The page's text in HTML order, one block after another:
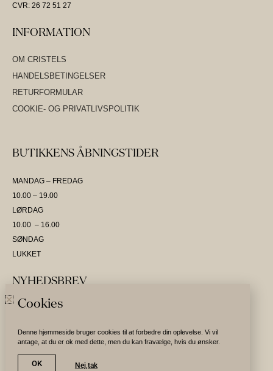
CVR: 26 72 51 27
INFORMATION
OM CRISTELS
HANDELSBETINGELSER
RETURFORMULAR
COOKIE- OG PRIVATLIVSPOLITIK
BUTIKKENS ÅBNINGSTIDER
MANDAG – FREDAG
10.00 – 19.00
LØRDAG
10.00 – 16.00
SØNDAG
LUKKET
NYHEDSBREV
Tilmeld nyhedsbrev
Cookies
Denne hjemmeside bruger cookies til at forbedre din oplevelse. Vi vil
antage, at du er ok med dette, men du kan fravælge, hvis du ønsker.
OK Nej,tak